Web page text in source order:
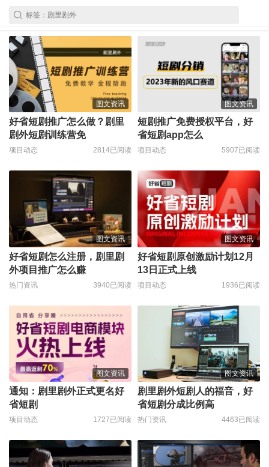
图文资讯
好省短剧推广怎么做？剧里
剧外短剧训练营免
项目动态 2814已阅读
图文资讯
短剧推广免费授权平台，好
省短剧app怎么
项目动态 5907已阅读
图文资讯
好省短剧怎么注册，剧里剧
外项目推广怎么赚
热门资讯 3940已阅读
图文资讯
好省短剧原创激励计划12月
13日正式上线
项目动态 1936已阅读
图文资讯
通知：剧里剧外正式更名好
省短剧
项目动态 1727已阅读
图文资讯
剧里剧外短剧人的福音，好
省短剧分成比例高
热门资讯 4463已阅读